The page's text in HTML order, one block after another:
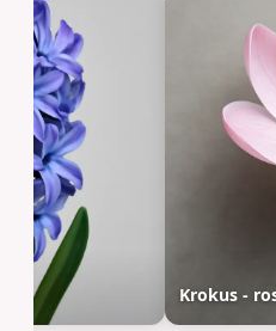
Krokus -